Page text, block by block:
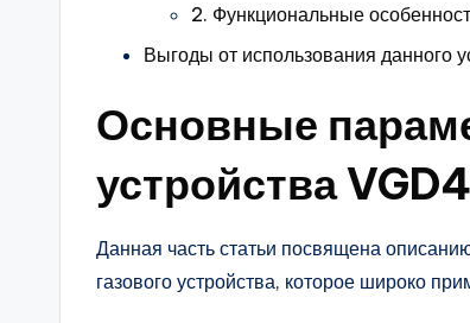
2. Функциональные
Выгоды от использования данного
Основные
устройства
Данная часть статьи посвящена
газового устройства, которое широко